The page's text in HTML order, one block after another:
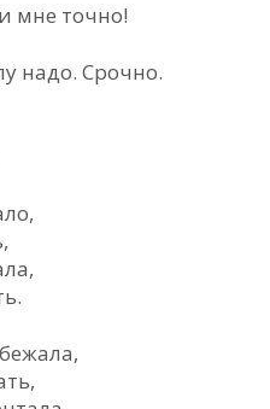
мне точно!
надо. Срочно.